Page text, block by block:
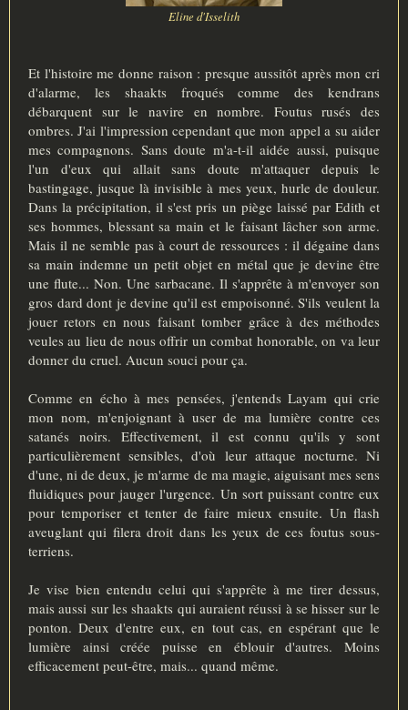
Eline d'Isselith
Et l'histoire me donne raison : presque aussitôt après mon cri
d'alarme, les shaakts froqués comme des kendrans
débarquent sur le navire en nombre. Foutus rusés des
ombres. J'ai l'impression cependant que mon appel a su aider
mes compagnons. Sans doute m'a-t-il aidée aussi, puisque
l'un d'eux qui allait sans doute m'attaquer depuis le
bastingage, jusque là invisible à mes yeux, hurle de douleur.
Dans la précipitation, il s'est pris un piège laissé par Edith et
ses hommes, blessant sa main et le faisant lâcher son arme.
Mais il ne semble pas à court de ressources : il dégaine dans
sa main indemne un petit objet en métal que je devine être
une flute... Non. Une sarbacane. Il s'apprête à m'envoyer son
gros dard dont je devine qu'il est empoisonné. S'ils veulent la
jouer retors en nous faisant tomber grâce à des méthodes
veules au lieu de nous offrir un combat honorable, on va leur
donner du cruel. Aucun souci pour ça.
Comme en écho à mes pensées, j'entends Layam qui crie
mon nom, m'enjoignant à user de ma lumière contre ces
satanés noirs. Effectivement, il est connu qu'ils y sont
particulièrement sensibles, d'où leur attaque nocturne. Ni
d'une, ni de deux, je m'arme de ma magie, aiguisant mes sens
fluidiques pour jauger l'urgence. Un sort puissant contre eux
pour temporiser et tenter de faire mieux ensuite. Un flash
aveuglant qui filera droit dans les yeux de ces foutus sous-
terriens.
Je vise bien entendu celui qui s'apprête à me tirer dessus,
mais aussi sur les shaakts qui auraient réussi à se hisser sur le
ponton. Deux d'entre eux, en tout cas, en espérant que le
lumière ainsi créée puisse en éblouir d'autres. Moins
efficacement peut-être, mais... quand même.